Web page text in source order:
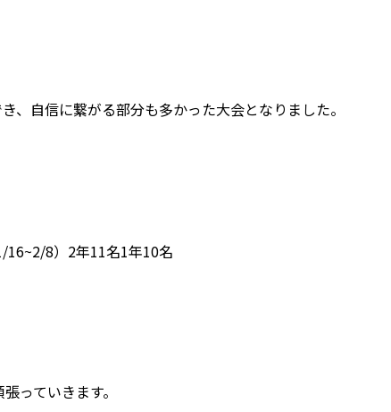
自信に繋がる部分も多かった大会となりました。
8）2年11名1年10名
っていきます。